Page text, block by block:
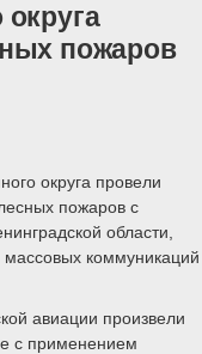
пожаров
округа провели
пожаров с
области,
коммуникаций
авиации произвели
с применением